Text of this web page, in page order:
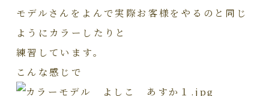
モデルさんをよんで実際お客様をやるのと同じ
ようにカラーしたりと
練習しています。
こんな感じで